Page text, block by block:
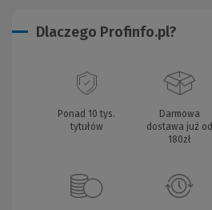
Dlaczego Profinfo.pl?
Ponad 10 tys.
tytułów
Darmowa
dostawa już od
180zł